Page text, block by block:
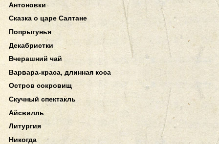
Антоновки
Сказка о царе Салтане
Попрыгунья
Декабристки
Вчерашний чай
Варвара-краса, длинная коса
Остров сокровищ
Скучный спектакль
Айсвилль
Литургия
Никогда